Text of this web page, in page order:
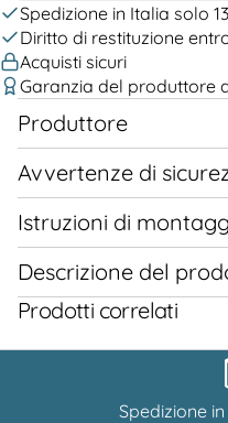
Spedizione in Italia solo
Diritto di restituzione
Acquisti sicuri
Garanzia del produttore
Produttore
Avvertenze di
Istruzioni di
Descrizione del
Prodotti correlati
Spedizione